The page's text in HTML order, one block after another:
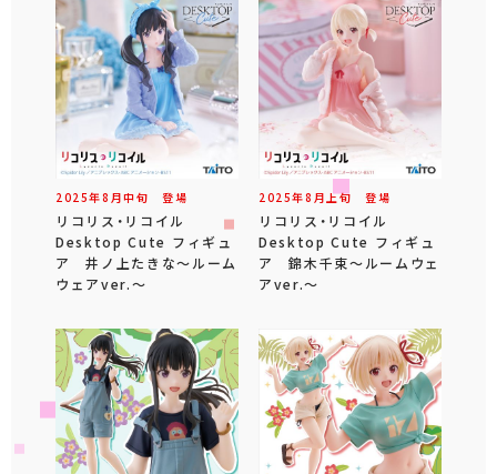
2025年8 月中旬 登場
リコリス・リコイル
Desktop Cute フィギュ
ア 井ノ上たきな～ルーム
ウェアver.～
2025年8 月 上旬 登場
リコリス・リコイル
Desktop Cute フィギュ
ア 錦木千束～ルームウェ
アver.～